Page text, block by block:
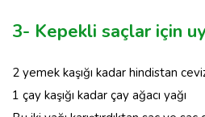
3- Kepekli saçlar için
2 yemek kaşığı kadar hindistan
1 çay kaşığı kadar çay ağacı yağı